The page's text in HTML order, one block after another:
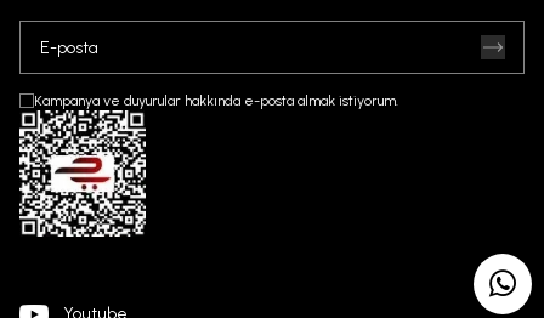
Kampanya ve duyurular hakkında e-posta almak istiyorum.
Youtube